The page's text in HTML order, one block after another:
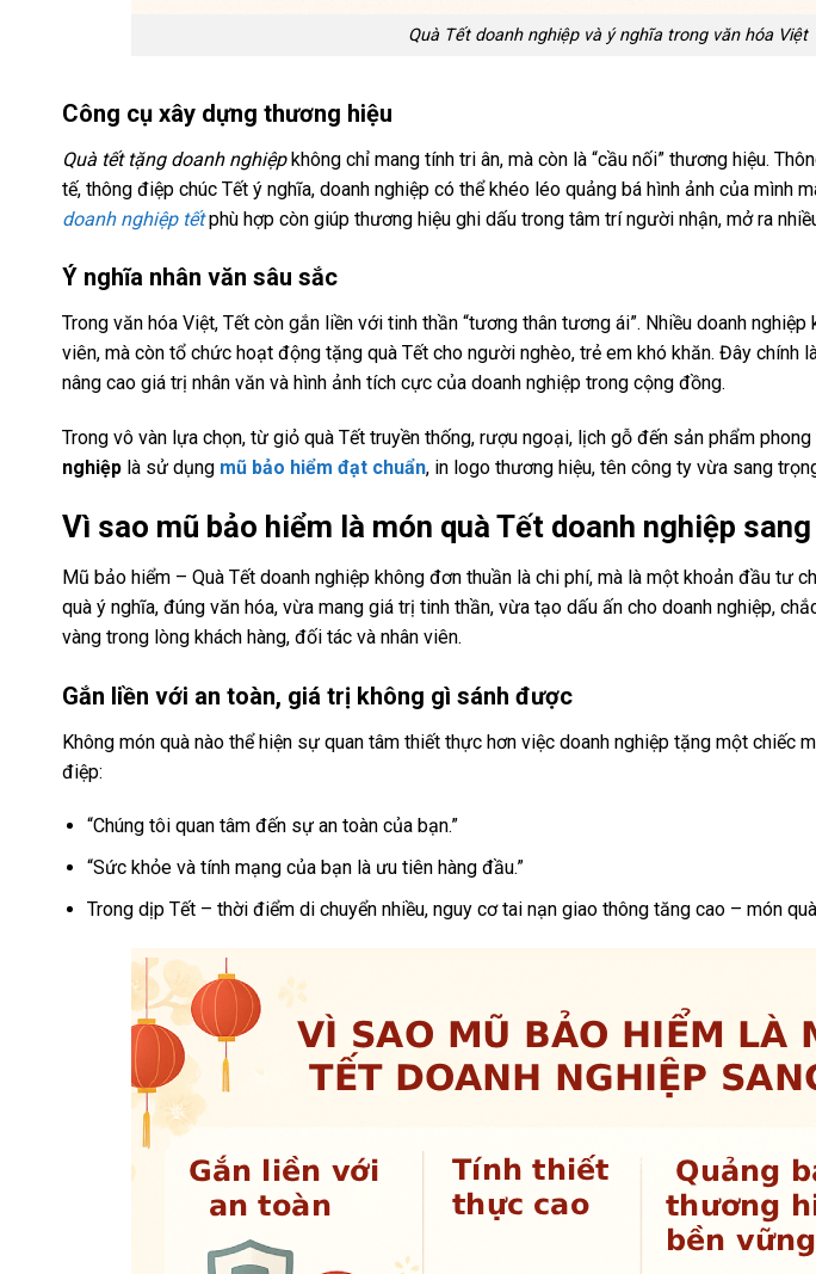
Quà Tết doanh nghiệp và ý nghĩa trong văn hóa Việt
Công cụ xây dựng thương hiệu
Quà tết tặng doanh nghiệpkhông chỉ mang tính tri ân, mà còn là “cầu nối” thương hiệu.
tế, thông điệp chúc Tết ý nghĩa, doanh nghiệp có thể khéo léo quảng bá hình ảnh của mình
doanh nghiệp tếtphù hợp còn giúp thương hiệu ghi dấu trong tâm trí người nhận, mở ra
Ý nghĩa nhân văn sâu sắc
Trong văn hóa Việt, Tết còn gắn liền với tinh thần “tương thân tương ái”. Nhiều doanh
viên, mà còn tổ chức hoạt động tặng quà Tết cho người nghèo, trẻ em khó khăn. Đây chính
nâng cao giá trị nhân văn và hình ảnh tích cực của doanh nghiệp trong cộng đồng.
Trong vô vàn lựa chọn, từ giỏ quà Tết truyền thống, rượu ngoại, lịch gỗ đến sản phẩm
nghiệp là sử dụng mũ bảo hiểm đạt chuẩn, in logo thương hiệu, tên công ty vừa sang
Vì sao mũ bảo hiểm là món quà Tết doanh nghiệp
Mũ bảo hiểm – Quà Tết doanh nghiệp không đơn thuần là chi phí, mà là một khoản đầu tư
quà ý nghĩa, đúng văn hóa, vừa mang giá trị tinh thần, vừa tạo dấu ấn cho doanh nghiệp,
vàng trong lòng khách hàng, đối tác và nhân viên.
Gắn liền với an toàn, giá trị không gì sánh được
Không món quà nào thể hiện sự quan tâm thiết thực hơn việc doanh nghiệp tặng một chiếc
điệp:
“Chúng tôi quan tâm đến sự an toàn của bạn.”
“Sức khỏe và tính mạng của bạn là ưu tiên hàng đầu.”
Trong dịp Tết – thời điểm di chuyển nhiều, nguy cơ tai nạn giao thông tăng cao – món